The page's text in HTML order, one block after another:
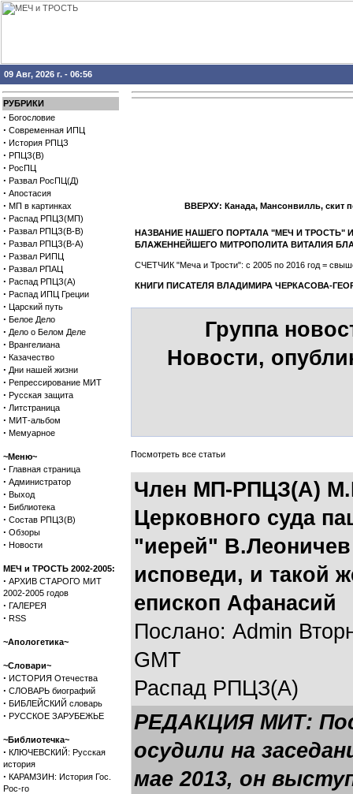
09 Авг, 2026 г. - 06:56
РУБРИКИ
· Богословие
· Современная ИПЦ
· История РПЦЗ
· РПЦЗ(В)
· РосПЦ
· Развал РосПЦ(Д)
· Апостасия
· МП в картинках
· Распад РПЦЗ(МП)
· Развал РПЦЗ(В-В)
· Развал РПЦЗ(В-А)
· Развал РИПЦ
· Развал РПАЦ
· Распад РПЦЗ(А)
· Распад ИПЦ Греции
· Царский путь
· Белое Дело
· Дело о Белом Деле
· Врангелиана
· Казачество
· Дни нашей жизни
· Репрессирование МИТ
· Русская защита
· Литстраница
· МИТ-альбом
· Мемуарное
~Меню~
· Главная страница
· Администратор
· Выход
· Библиотека
· Состав РПЦЗ(В)
· Обзоры
· Новости
МЕЧ и ТРОСТЬ 2002-2005:
· АРХИВ СТАРОГО МИТ
2002-2005 годов
· ГАЛЕРЕЯ
· RSS
~Апологетика~
~Словари~
· ИСТОРИЯ Отечества
· СЛОВАРЬ биографий
· БИБЛЕЙСКИЙ словарь
· РУССКОЕ ЗАРУБЕЖЬЕ
~Библиотечка~
· КЛЮЧЕВСКИЙ: Русская
история
· КАРАМЗИН: История Гос.
Рос-го
ВВЕРХУ: Канада, Мансонвилль, скит
НАЗВАНИЕ НАШЕГО ПОРТАЛА "МЕЧ И ТРОСТЬ"
БЛАЖЕННЕЙШЕГО МИТРОПОЛИТА ВИТАЛИЯ
СЧЕТЧИК "Меча и Трости": с 2005 по 2016 год =
КНИГИ ПИСАТЕЛЯ ВЛАДИМИРА ЧЕРКАСОВА-
Группа
Новости,
Посмотреть все статьи
Член МП-РПЦЗ(А)
Церковного суда
"иерей" В.Леоничев
исповеди, и такой
епископ Афанасий
Послано: Admin
GMT
Распад РПЦЗ(А)
РЕДАКЦИЯ МИТ:
осудили на
мае 2013, он